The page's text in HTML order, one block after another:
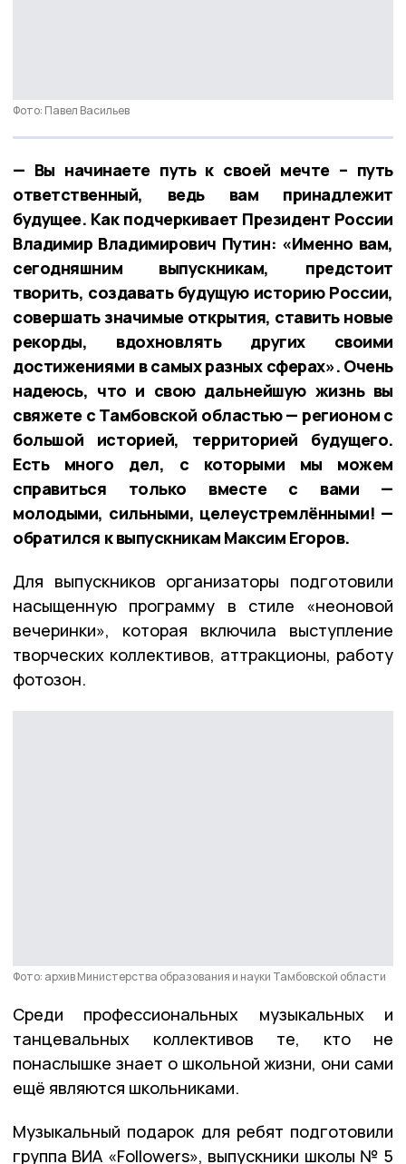
Фото: Павел Васильев
— Вы начинаете путь к своей мечте – путь
ответственный, ведь вам принадлежит
будущее. Как подчеркивает Президент России
Владимир Владимирович Путин: «Именно вам,
сегодняшним выпускникам, предстоит
творить, создавать будущую историю России,
совершать значимые открытия, ставить новые
рекорды, вдохновлять других своими
достижениями в самых разных сферах». Очень
надеюсь, что и свою дальнейшую жизнь вы
свяжете с Тамбовской областью — регионом с
большой историей, территорией будущего.
Есть много дел, с которыми мы можем
справиться только вместе с вами —
молодыми, сильными, целеустремлёнными! —
обратился к выпускникам Максим Егоров.
Для выпускников организаторы подготовили
насыщенную программу в стиле «неоновой
вечеринки», которая включила выступление
творческих коллективов, аттракционы, работу
фотозон.
Фото: архив Министерства образования и науки Тамбовской области
Среди профессиональных музыкальных и
танцевальных коллективов те, кто не
понаслышке знает о школьной жизни, они сами
ещё являются школьниками.
Музыкальный подарок для ребят подготовили
группа ВИА «Followers», выпускники школы № 5